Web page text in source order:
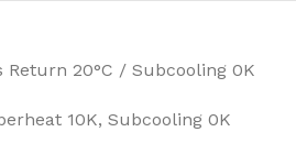
Return 20°C / Subcooling 0K
10K, Subcooling 0K